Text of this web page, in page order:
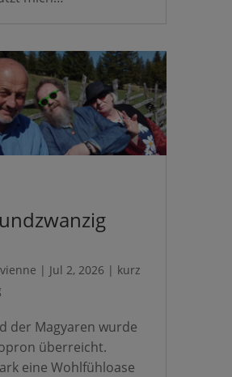
| Jul 2, 2026 | kurz
der Magyaren wurde
überreicht.
eine Wohlfühloase